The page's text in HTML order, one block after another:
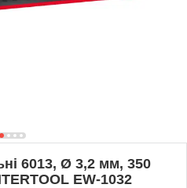
6013, Ø 3,2 мм, 350
EW-1032